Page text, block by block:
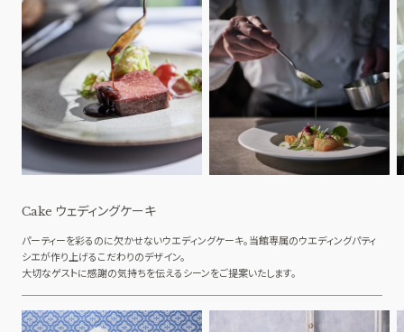
Cake ウェディングケーキ
パーティーを彩るのに欠かせないウエディングケーキ。当館専属のウエディングパティ
シエが作り上げるこだわりのデザイン。
大切なゲストに感謝の気持ちを伝えるシーンをご提案いたします。